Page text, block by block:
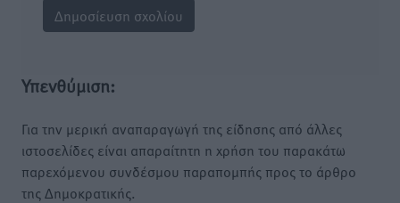
Υπενθύμιση:
Για την μερική αναπαραγωγή της είδησης από άλλες
ιστοσελίδες είναι απαραίτητη η χρήση του παρακάτω
παρεχόμενου συνδέσμου παραπομπής προς το άρθρο
της Δημοκρατικής.